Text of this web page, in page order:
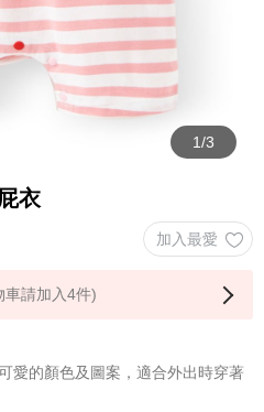
衣
請加入4件)
愛的顏色及圖案，適合外出時穿著